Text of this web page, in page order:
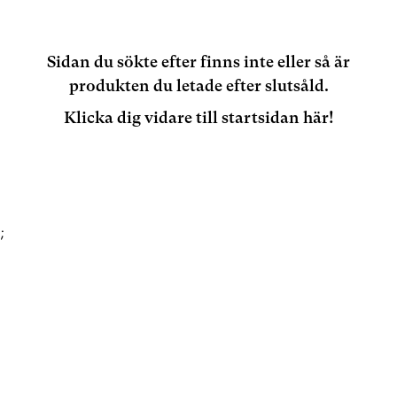
Sidan du sökte efter finns inte eller så är
produkten du letade efter slutsåld.
Klicka dig vidare till startsidan här!
;